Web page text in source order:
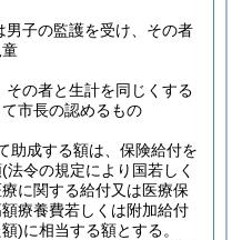
子の監護を受け、その者
その者と生計を同じくする
市長の認めるもの
助成する額は、保険給付を
(法令の規定により国若しく
に関する給付又は医療保
療養費若しくは附加給付
)に相当する額とする。